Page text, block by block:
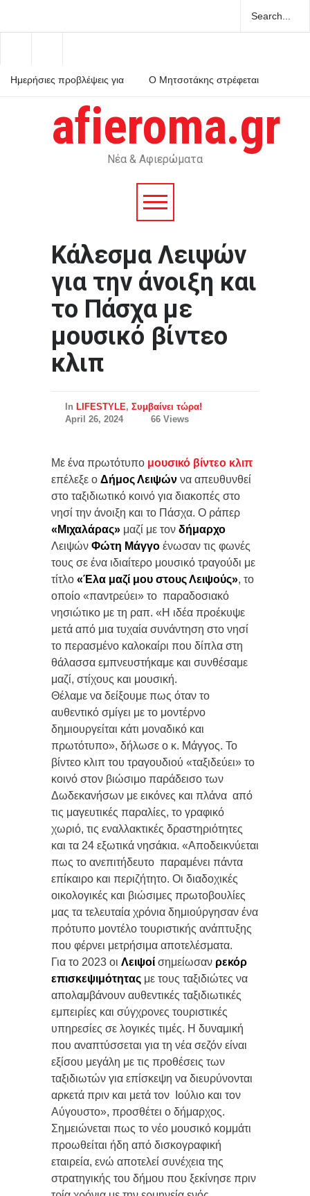
Ημερήσιες προβλέψεις για
Ο Μητσοτάκης στρέφεται
Χανιά: ΕΔΕ για τους
αστυνομικούς που έχασαν
την 75χρονη από το τμήμα
– Βρέθηκε νεκρή μετά από
afieroma.gr
Νέα & Αφιερώματα
Κάλεσμα Λειψών
για την άνοιξη και
το Πάσχα με
μουσικό βίντεο
κλιπ
In LIFESTYLE, Συμβαίνει τώρα!
April 26, 2024
66 Views
Με ένα πρωτότυπο μουσικό βίντεο κλιπ
επέλεξε ο Δήμος Λειψών να απευθυνθεί
στο ταξιδιωτικό κοινό για διακοπές στο
νησί την άνοιξη και το Πάσχα. Ο ράπερ
«Μιχαλάρας» μαζί με τον δήμαρχο
Λειψών Φώτη Μάγγο ένωσαν τις φωνές
τους σε ένα ιδιαίτερο μουσικό τραγούδι με
τίτλο «Έλα μαζί μου στους Λειψούς», το
οποίο «παντρεύει» το παραδοσιακό
νησιώτικο με τη ραπ. «Η ιδέα προέκυψε
μετά από μια τυχαία συνάντηση στο νησί
το περασμένο καλοκαίρι που δίπλα στη
θάλασσα εμπνευστήκαμε και συνθέσαμε
μαζί, στίχους και μουσική.
Θέλαμε να δείξουμε πως όταν το
αυθεντικό σμίγει με το μοντέρνο
δημιουργείται κάτι μοναδικό και
πρωτότυπο», δήλωσε ο κ. Μάγγος. Το
βίντεο κλιπ του τραγουδιού «ταξιδεύει» το
κοινό στον βιώσιμο παράδεισο των
Δωδεκανήσων με εικόνες και πλάνα από
τις μαγευτικές παραλίες, το γραφικό
χωριό, τις εναλλακτικές δραστηριότητες
και τα 24 εξωτικά νησάκια. «Αποδεικνύεται
πως το ανεπιτήδευτο παραμένει πάντα
επίκαιρο και περιζήτητο. Οι διαδοχικές
οικολογικές και βιώσιμες πρωτοβουλίες
μας τα τελευταία χρόνια δημιούργησαν ένα
πρότυπο μοντέλο τουριστικής ανάπτυξης
που φέρνει μετρήσιμα αποτελέσματα.
Για το 2023 οι Λειψοί σημείωσαν ρεκόρ
επισκεψιμότητας με τους ταξιδιώτες να
απολαμβάνουν αυθεντικές ταξιδιωτικές
εμπειρίες και σύγχρονες τουριστικές
υπηρεσίες σε λογικές τιμές. Η δυναμική
που αναπτύσσεται για τη νέα σεζόν είναι
εξίσου μεγάλη με τις προθέσεις των
ταξιδιωτών για επίσκεψη να διευρύνονται
αρκετά πριν και μετά τον Ιούλιο και τον
Αύγουστο», προσθέτει ο δήμαρχος.
Σημειώνεται πως το νέο μουσικό κομμάτι
προωθείται ήδη από δισκογραφική
εταιρεία, ενώ αποτελεί συνέχεια της
στρατηγικής του δήμου που ξεκίνησε πριν